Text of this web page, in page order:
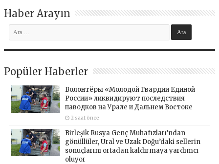
Haber Arayın
Popüler Haberler
Волонтёры «Молодой Гвардии Единой
России» ликвидируют последствия
паводков на Урале и Дальнем Востоке
2 saat önce
Birleşik Rusya Genç Muhafızları’ndan
gönüllüler, Ural ve Uzak Doğu’daki sellerin
sonuçlarını ortadan kaldırmaya yardımcı
oluyor